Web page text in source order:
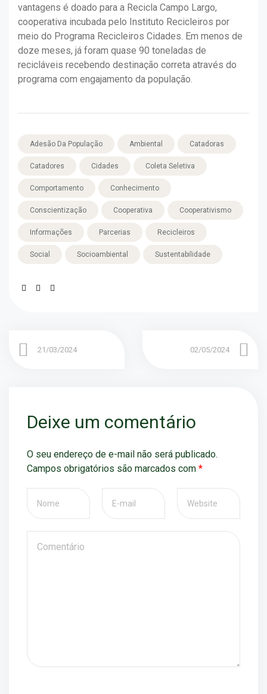
vantagens é doado para a Recicla Campo Largo,
cooperativa incubada pelo Instituto Recicleiros por
meio do Programa Recicleiros Cidades. Em menos de
doze meses, já foram quase 90 toneladas de
recicláveis recebendo destinação correta através do
programa com engajamento da população.
Adesão Da População Ambiental Catadoras
Catadores Cidades Coleta Seletiva
Comportamento Conhecimento
Conscientização Cooperativa Cooperativismo
Informações Parcerias Recicleiros
Social Socioambiental Sustentabilidade
21/03/2024 02/05/2024
Deixe um comentário
O seu endereço de e-mail não será publicado.
Campos obrigatórios são marcados com *